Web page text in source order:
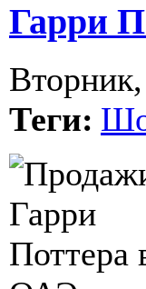
Гарри
Теги: